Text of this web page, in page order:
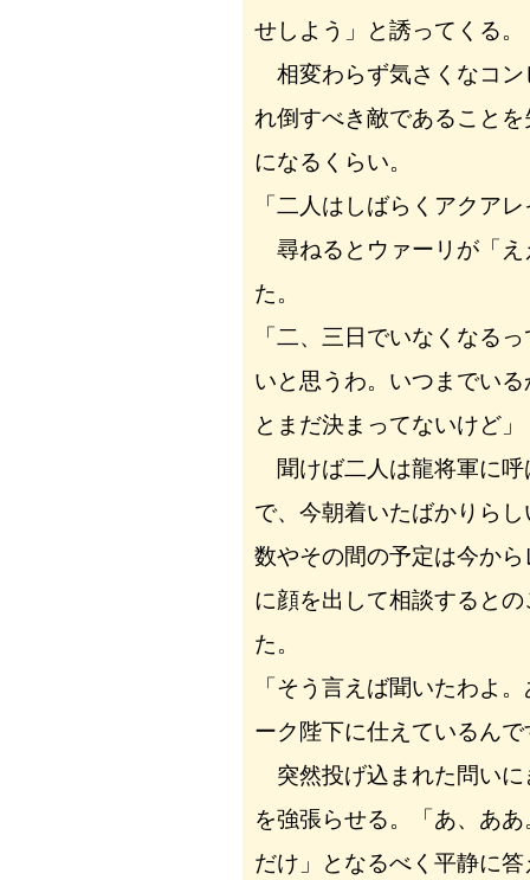
せしよう」と誘ってくる。
相変わらず気さくなコン
れ倒すべき敵であること
になるくらい。
「二人はしばらくアクア
尋ねるとウァーリが「え
た。
「二、三日でいなくなる
いと思うわ。いつまでい
とまだ決まってないけど」
聞けば二人は龍将軍に呼
で、今朝着いたばかりら
数やその間の予定は今か
に顔を出して相談すると
た。
「そう言えば聞いたわよ
ーク陛下に仕えているん
突然投げ込まれた問いに
を強張らせる。「あ、あ
だけ」となるべく平静に